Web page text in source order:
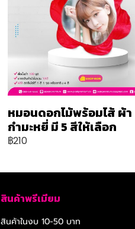
หมอนดอกไม้พร้อมไส้ ผ้า
กำมะหยี่ มี 5 สีให้เลือก
฿210
สินค้าพรีเมียม
สินค้าในงบ 10-50 บาท